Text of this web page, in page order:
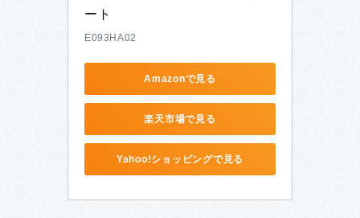
ート
E093HA02
Amazonで見る
楽天市場で見る
Yahoo!ショッピングで見る